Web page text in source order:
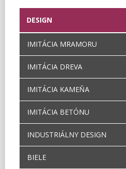
DESIGN
IMITÁCIA MRAMORU
IMITÁCIA DREVA
IMITÁCIA KAMEŇA
IMITÁCIA BETÓNU
INDUSTRIÁLNY DESIGN
BIELE